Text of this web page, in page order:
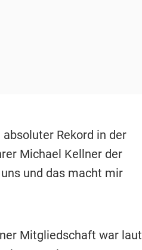
Rekord in der
Michael Kellner der
und das macht mir
Mitgliedschaft war laut